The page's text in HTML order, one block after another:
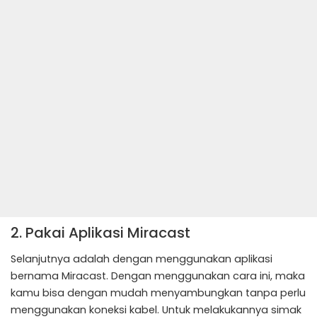
2. Pakai Aplikasi Miracast
Selanjutnya adalah dengan menggunakan aplikasi
bernama Miracast. Dengan menggunakan cara ini, maka
kamu bisa dengan mudah menyambungkan tanpa perlu
menggunakan koneksi kabel. Untuk melakukannya simak